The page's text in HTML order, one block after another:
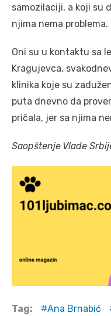
samozilaciji, a koji su
njima nema problema.
Oni su u kontaktu sa
Kragujevca,
klinika koje su
puta dnevno da
pričala, jer sa njima
Saopštenje Vlade
Tag: Ana Brnabić